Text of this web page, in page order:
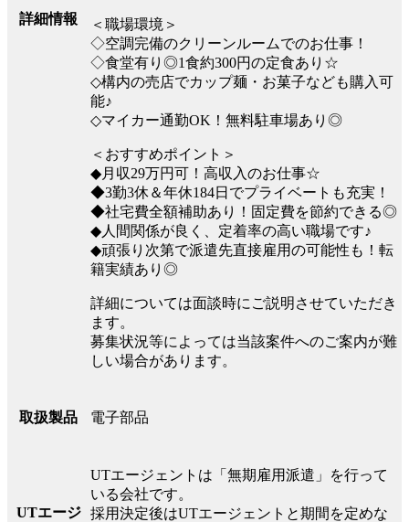
詳細情報
＜職場環境＞
◇空調完備のクリーンルームでのお仕事！
◇食堂有り◎1食約300円の定食あり☆
◇構内の売店でカップ麺・お菓子なども購入可
能♪
◇マイカー通勤OK！無料駐車場あり◎
＜おすすめポイント＞
◆月収29万円可！高収入のお仕事☆
◆3勤3休＆年休184日でプライベートも充実！
◆社宅費全額補助あり！固定費を節約できる◎
◆人間関係が良く、定着率の高い職場です♪
◆頑張り次第で派遣先直接雇用の可能性も！転
籍実績あり◎
詳細については面談時にご説明させていただき
ます。
募集状況等によっては当該案件へのご案内が難
しい場合があります。
取扱製品 電子部品
UTエージ
UTエージェントは「無期雇用派遣」を行って
いる会社です。
採用決定後はUTエージェントと期間を定めな